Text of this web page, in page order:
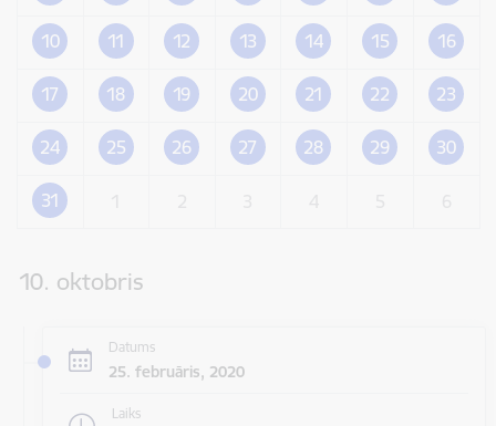
10 11 12 13 14 15 16
17 18 19 20 21 22 23
24 25 26 27 28 29 30
31
10. oktobris
Datums
25. februāris, 2020
Laiks